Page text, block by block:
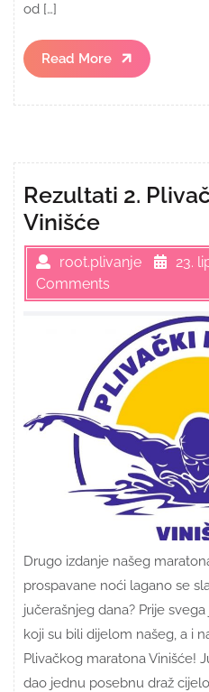
od […]
Read More
Read
More
Rezultati 2.
Vinišće
root.plivanje 23.
Comments
Drugo izdanje našeg
prospavane noći lagano se
jučerašnjeg dana? Prije
koji su bili dijelom našeg, a i
Plivačkog maratona Vinišće!
dao jednu posebnu draž